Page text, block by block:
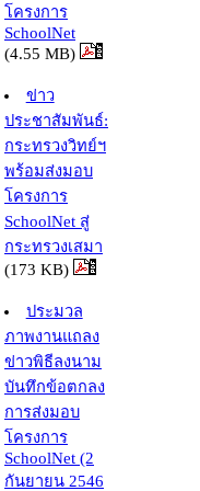
โครงการ
SchoolNet
(4.55 MB)
ข่าว
ประชาสัมพันธ์:
กระทรวงวิทย์ฯ
พร้อมส่งมอบ
โครงการ
SchoolNet สู่
กระทรวงเสมา
(173 KB)
ประมวล
ภาพงานแถลง
ข่าวพิธีลงนาม
บันทึกข้อตกลง
การส่งมอบ
โครงการ
SchoolNet (2
กันยายน 2546